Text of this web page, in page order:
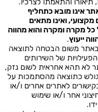
אינו מובא כתחליף
ואינו מתאים
כל מקרה ומקרה והוא מהווה
ייעוץ.
באתר משום הבטחה לתוצאה
של השירותים
לא תהא אחראית לשום נזק,
כתוצאה מהסתמכות על
לאתרים אחרים ו/או
אחר ו/או שימוש